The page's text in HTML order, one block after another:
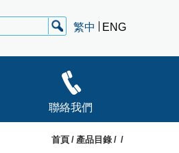
繁中 ENG
聯絡我們
首頁 產品目錄